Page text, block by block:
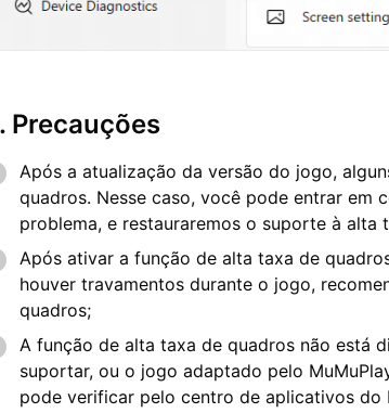
Precauções
Após a atualização da versão do jogo,
quadros. Nesse caso, você pode entrar
problema, e restauraremos o suporte à
Após ativar a função de alta taxa de
houver travamentos durante o jogo,
quadros;
A função de alta taxa de quadros não está
suportar, ou o jogo adaptado pelo
pode verificar pelo centro de aplicativos